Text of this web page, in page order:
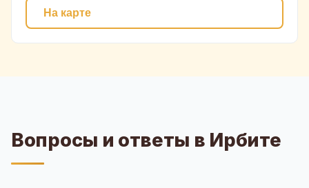
На карте
Вопросы и ответы в Ирбите